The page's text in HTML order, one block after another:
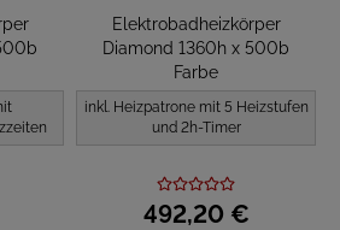
Elektrobadheizkörper
Diamond 1360h x 500b
Farbe
inkl. Heizpatrone mit 5 Heizstufen
und 2h-Timer
492,20 €